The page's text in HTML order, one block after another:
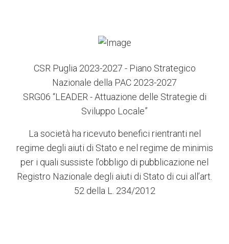
CSR Puglia 2023-2027 - Piano Strategico
Nazionale della PAC 2023-2027
SRG06 “LEADER - Attuazione delle Strategie di
Sviluppo Locale”
La società ha ricevuto benefici rientranti nel
regime degli aiuti di Stato e nel regime de minimis
per i quali sussiste l’obbligo di pubblicazione nel
Registro Nazionale degli aiuti di Stato di cui all’art.
52 della L. 234/2012